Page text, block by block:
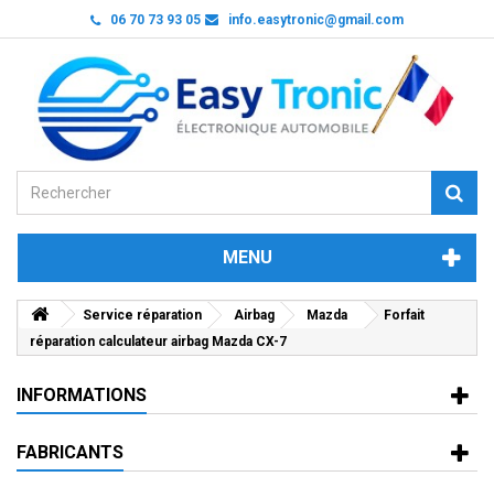
06 70 73 93 05 info.easytronic@gmail.com
MENU
Service réparation Airbag Mazda
Forfait
réparation calculateur airbag Mazda CX-7
INFORMATIONS
FABRICANTS